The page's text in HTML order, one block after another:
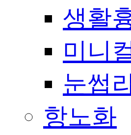
생활
미니
눈썹
항노화